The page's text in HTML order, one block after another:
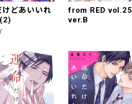
けどあいいれ
from RED vol.25
ver.B